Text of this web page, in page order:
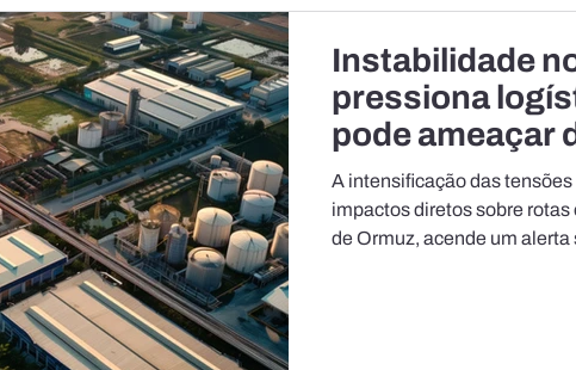
Federação das Indústrias
Instabilidade
pressiona
pode ameaçar
das
A intensificação das
impactos diretos sobre
de Ormuz, acende um